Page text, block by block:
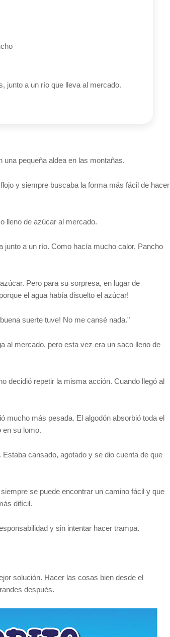
junto a un río que lleva al mercado.
pequeña aldea en las montañas.
y siempre buscaba la forma más fácil de hacer
lleno de azúcar al mercado.
junto a un río. Como hacía mucho calor, Pancho
Pero para su sorpresa, en lugar de
el agua había disuelto el azúcar!
suerte tuve! No me cansé nada."
al mercado, pero esta vez era un saco lleno de
decidió repetir la misma acción. Cuando llegó al
mucho más pesada. El algodón absorbió toda el
en su lomo.
cansado, agotado y se dio cuenta de que
se puede encontrar un camino fácil y que
difícil.
y sin intentar hacer trampa.
solución. Hacer las cosas bien desde el
después.
¡No te pierdas nada!
Suscríbete y recibe nuestras